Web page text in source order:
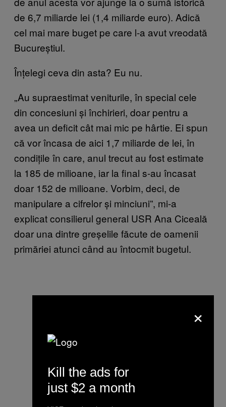
de 6,7 miliarde lei (1,4 miliarde euro). Adică
cel mai mare buget pe care l-a avut vreodată
Bucureștiul.
Înțelegi ceva din asta? Eu nu.
„Au supraestimat veniturile, în special cele
din concesiuni și închirieri, doar pentru a
avea un deficit cât mai mic pe hârtie. Ei spun
că vor încasa de aici 1,7 miliarde de lei, în
condițile în care, anul trecut au fost estimate
la 185 de milioane, iar la final s-au încasat
doar 152 de milioane. Vorbim, deci, de
manipulare a cifrelor și minciuni”, mi-a
explicat consilierul general USR Ana Ciceală
doar una dintre greșelile făcute de oamenii
primăriei atunci când au întocmit bugetul.
×
Kill the ads for
just $2 a month